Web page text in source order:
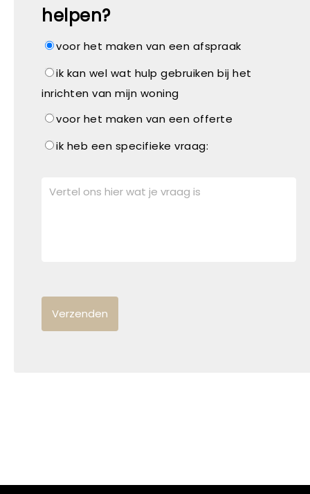
helpen?
voor het maken van een afspraak
ik kan wel wat hulp gebruiken bij het
inrichten van mijn woning
voor het maken van een offerte
ik heb een specifieke vraag: